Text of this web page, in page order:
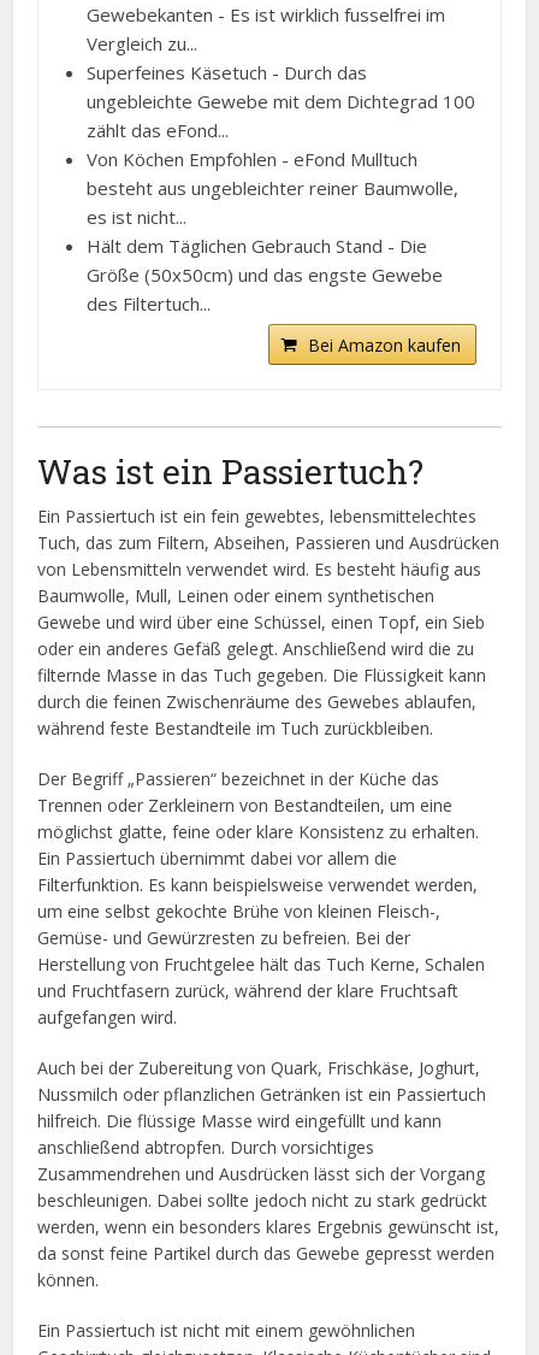
Gewebekanten - Es ist wirklich fusselfrei im
Vergleich zu...
Superfeines Käsetuch - Durch das
ungebleichte Gewebe mit dem Dichtegrad 100
zählt das eFond...
Von Köchen Empfohlen - eFond Mulltuch
besteht aus ungebleichter reiner Baumwolle,
es ist nicht...
Hält dem Täglichen Gebrauch Stand - Die
Größe (50x50cm) und das engste Gewebe
des Filtertuch...
Bei Amazon kaufen
Was ist ein Passiertuch?
Ein Passiertuch ist ein fein gewebtes, lebensmittelechtes
Tuch, das zum Filtern, Abseihen, Passieren und Ausdrücken
von Lebensmitteln verwendet wird. Es besteht häufig aus
Baumwolle, Mull, Leinen oder einem synthetischen
Gewebe und wird über eine Schüssel, einen Topf, ein Sieb
oder ein anderes Gefäß gelegt. Anschließend wird die zu
filternde Masse in das Tuch gegeben. Die Flüssigkeit kann
durch die feinen Zwischenräume des Gewebes ablaufen,
während feste Bestandteile im Tuch zurückbleiben.
Der Begriff „Passieren“ bezeichnet in der Küche das
Trennen oder Zerkleinern von Bestandteilen, um eine
möglichst glatte, feine oder klare Konsistenz zu erhalten.
Ein Passiertuch übernimmt dabei vor allem die
Filterfunktion. Es kann beispielsweise verwendet werden,
um eine selbst gekochte Brühe von kleinen Fleisch-,
Gemüse- und Gewürzresten zu befreien. Bei der
Herstellung von Fruchtgelee hält das Tuch Kerne, Schalen
und Fruchtfasern zurück, während der klare Fruchtsaft
aufgefangen wird.
Auch bei der Zubereitung von Quark, Frischkäse, Joghurt,
Nussmilch oder pflanzlichen Getränken ist ein Passiertuch
hilfreich. Die flüssige Masse wird eingefüllt und kann
anschließend abtropfen. Durch vorsichtiges
Zusammendrehen und Ausdrücken lässt sich der Vorgang
beschleunigen. Dabei sollte jedoch nicht zu stark gedrückt
werden, wenn ein besonders klares Ergebnis gewünscht ist,
da sonst feine Partikel durch das Gewebe gepresst werden
können.
Ein Passiertuch ist nicht mit einem gewöhnlichen